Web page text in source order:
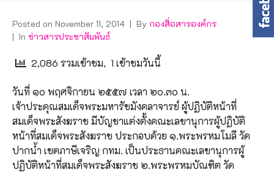
Posted on November 11, 2014 By กองสื่อสารองค์กร
In ข่าวสารประชาสัมพันธ์
2,086 รวมเข้าชม, 1 เข้าชมวันนี้
วันที่ ๑๐ พฤศจิกายน ๒๕๕๗ เวลา ๒๐.๓๐ น.
เจ้าประคุณสมเด็จพระมหารัชมังคลาจารย์ ผู้ปฏิบัติหน้าที่
สมเด็จพระสังฆราช มีบัญชาแต่งตั้งคณะเลขานุการผู้ปฏิบัติ
หน้าที่สมเด็จพระสังฆราช ประกอบด้วย ๑.พระพรหมโมลี วัด
ปากน้ำ เขตภาษีเจริญ กทม. เป็นประธานคณะเลขานุการผู้
ปฏิบัติหน้าที่สมเด็จพระสังฆราช ๒.พระพรหมบัณฑิต วัด